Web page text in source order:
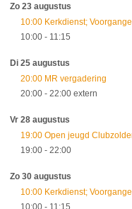
Zo 23 augustus
10:00 Kerkdienst;
10:00 - 11:15
Di 25 augustus
20:00 MR vergadering
20:00 - 22:00 extern
Vr 28 augustus
19:00 Open jeugd
19:00 - 22:00
Zo 30 augustus
10:00 Kerkdienst;
10:00 - 11:15